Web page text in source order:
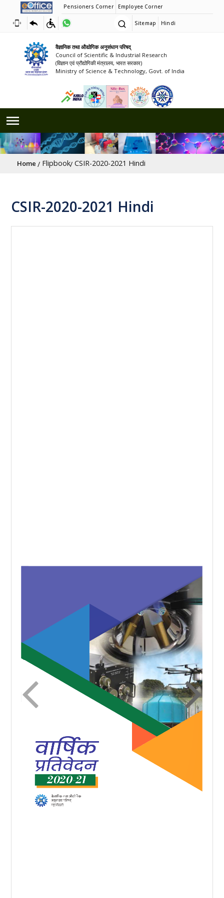
Pensioners Corner Employee Corner
Sitemap Hindi
वैज्ञानिक तथा औद्योगिक अनुसंधान परिषद्
Council of Scientific & Industrial Research
(विज्ञान एवं प्रौद्योगिकी मंत्रालय, भारत सरकार)
Ministry of Science & Technology, Govt. of India
Breadcrumb
Home Flipbook CSIR-2020-2021 Hindi
CSIR-2020-2021 Hindi